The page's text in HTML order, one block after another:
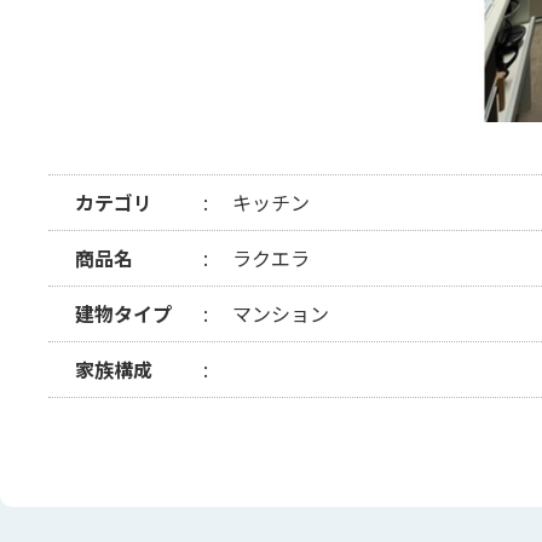
カテゴリ
キッチン
商品名
ラクエラ
建物タイプ
マンション
家族構成